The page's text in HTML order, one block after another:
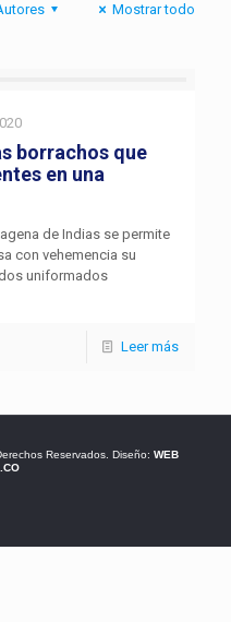
Mostrar todo
borrachos que
en una
de Indias se permite
con vehemencia su
uniformados
Leer más
Reservados. Diseño: WEB